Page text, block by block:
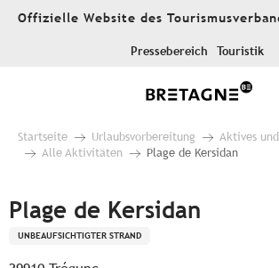
AllerOffizielle Website des
Pressebereich Touristik
Startseite Urlaubsvorbereitung
Aktives
Alle Aktivitäten
Plage de Kersidan
Plage de Kersidan
UNBEAUFSICHTIGTER STRAND